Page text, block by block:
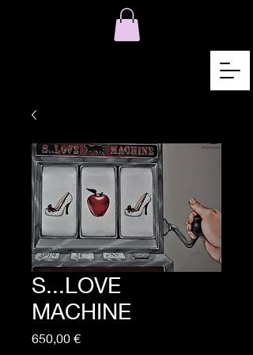
S...LOVE
MACHINE
650,00 €Precio